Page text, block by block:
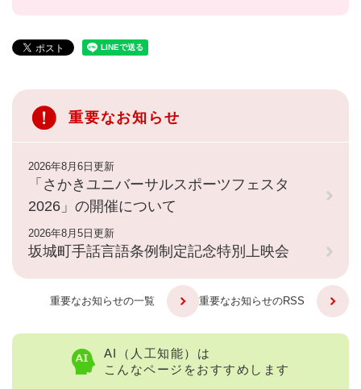
重要なお知らせ
2026年8月6日更新
「さかきユニバーサルスポーツフェスタ
2026」の開催について
2026年8月5日更新
坂城町手話言語条例制定記念特別上映会
重要なお知らせの一覧 重要なお知らせのRSS
AI（人工知能）は
こんなページをおすすめします